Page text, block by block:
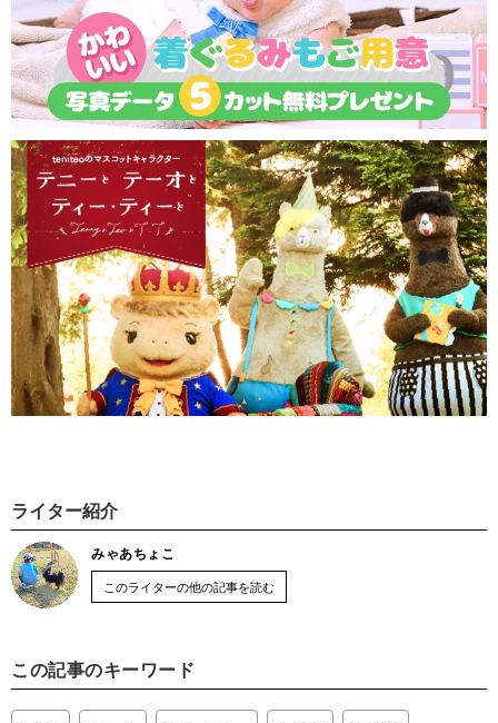
ライター紹介
みゃあちょこ
このライターの他の記事を読む
この記事のキーワード